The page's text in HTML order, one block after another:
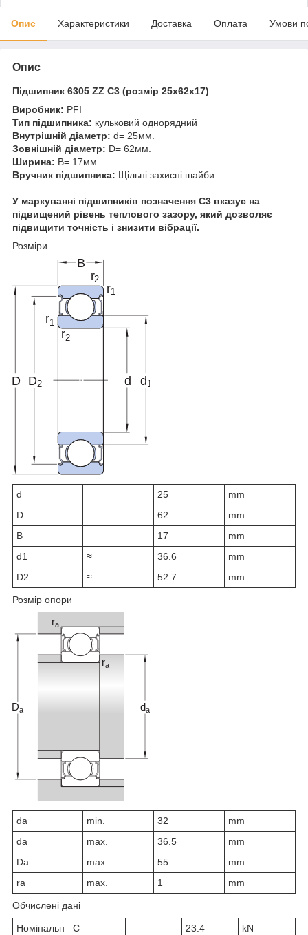
Опис Характеристики Доставка Оплата Умови
Опис
Підшипник 6305 ZZ C3 (розмір 25x62x17)
Виробник: PFI
Тип підшипника: кульковий однорядний
Внутрішній діаметр: d= 25мм.
Зовнішній діаметр: D= 62мм.
Ширина: B= 17мм.
Вручник підшипника: Щільні захисні шайби
У маркуванні підшипників позначення C3 вказує на
підвищений рівень теплового зазору, який дозволяє
підвищити точність і знизити вібрації.
Розміри
d 25
mm
D
62
mm
B
17
mm
d1 ≈ 36.6
mm
D2 ≈ 52.7 mm
Розмір опори
da min. 32
mm
da max. 36.5
mm
Da max. 55
mm
ra max. 1 mm
Обчислені дані
Номінальн C 23.4 kN